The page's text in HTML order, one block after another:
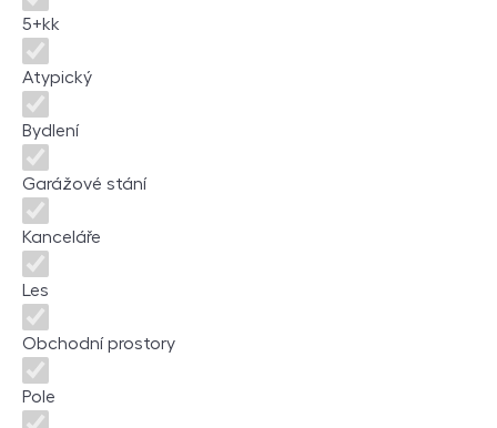
5+kk
Atypický
Bydlení
Garážové stání
Kanceláře
Les
Obchodní prostory
Pole